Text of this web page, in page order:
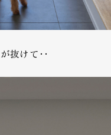
抜けて‥